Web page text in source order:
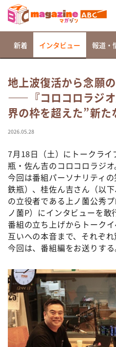
なるみ・岡村の過ぎるTV
相席食堂
これ余談なんですけど・・・
て真剣です
探偵！ナイトスクープ
news おかえり
河合＆A.B.C-Z塚田×福井
（news おかえり）
DAIGOも台所 ～きょうの
本日はダイアンなり！シー
教えて！ニュースライブ
ＬＩＦＥ～夢のカタチ～
新婚さんいらっしゃい！
ポツンと一軒家
ザキ山小屋本館
新着 インタビュー 報道・
地上波復活から念願
――『コロコロラジ
界の枠を超えた”新
2026.05.28
7月18日（土）にトークラ
瓶・佐ん吉のコロコロラジオ
今回は番組パーソナリティの
鉄瓶）、桂佐ん吉さん（以
の立役者である上ノ薗公秀
ノ薗P）にインタビューを敢
番組の立ち上げからトーク
互いへの本音まで、それぞれ
今回は、番組編をお送りする